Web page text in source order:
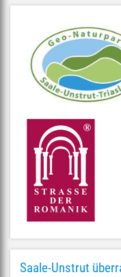
Saale-Unstrut